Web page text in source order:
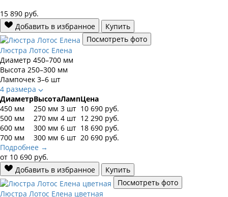
15 890 руб.
Добавить в избранное
Купить
Посмотреть фото
Люстра Лотос Елена
Диаметр 450–700 мм
Высота 250–300 мм
Лампочек 3–6 шт
4 размера
ДиаметрВысотаЛампЦена
450 мм
250 мм 3 шт 10 690 руб.
500 мм
270 мм 4 шт 12 290 руб.
600 мм
300 мм 6 шт 18 690 руб.
700 мм
300 мм 6 шт 20 690 руб.
Подробнее →
от 10 690 руб.
Добавить в избранное
Купить
Посмотреть фото
Люстра Лотос Елена цветная